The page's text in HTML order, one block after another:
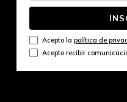
Acepto la política de
Acepto recibir